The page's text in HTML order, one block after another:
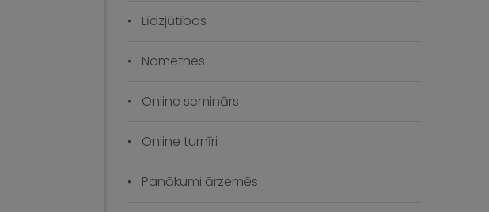
Līdzjūtības
Nometnes
Online seminārs
Online turnīri
Panākumi ārzemēs